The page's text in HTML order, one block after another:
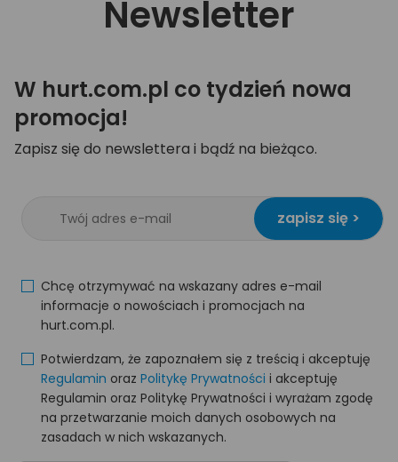
Newsletter
W hurt.com.pl co tydzień nowa
promocja!
Zapisz się do newslettera i bądź na bieżąco.
zapisz się >
Chcę otrzymywać na wskazany adres e-mail
informacje o nowościach i promocjach na
hurt.com.pl.
Potwierdzam, że zapoznałem się z treścią i akceptuję
Regulamin oraz Politykę Prywatności i akceptuję
Regulamin oraz Politykę Prywatności i wyrażam zgodę
na przetwarzanie moich danych osobowych na
zasadach w nich wskazanych.